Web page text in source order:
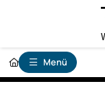
Menü